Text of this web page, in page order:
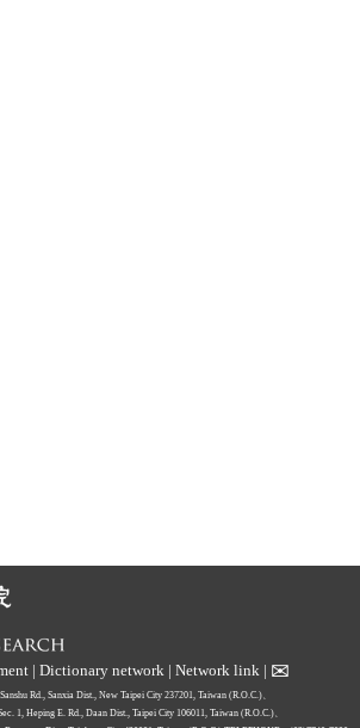
Dictionary network Network link ✉
Rd., Sanxia Dist., New Taipei City 237201, Taiwan (R.O.C.)、
1, Heping E. Rd., Daan Dist., Taipei City 106011, Taiwan (R.O.C.)、